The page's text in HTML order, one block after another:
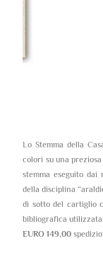
Lo Stemma della
colori su una
stemma eseguito
della disciplina
di sotto del cartiglio
bibliografica
EURO 149,00